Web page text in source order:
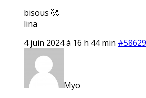
bisous 🥰
lina
4 juin 2024 à 16 h 44 min #58629
Myo